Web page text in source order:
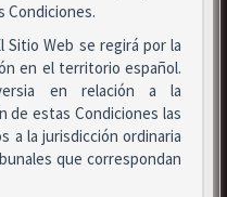
Condiciones.
Sitio Web se regirá por la
en el territorio español.
en relación a la
de estas Condiciones las
a la jurisdicción ordinaria
que correspondan